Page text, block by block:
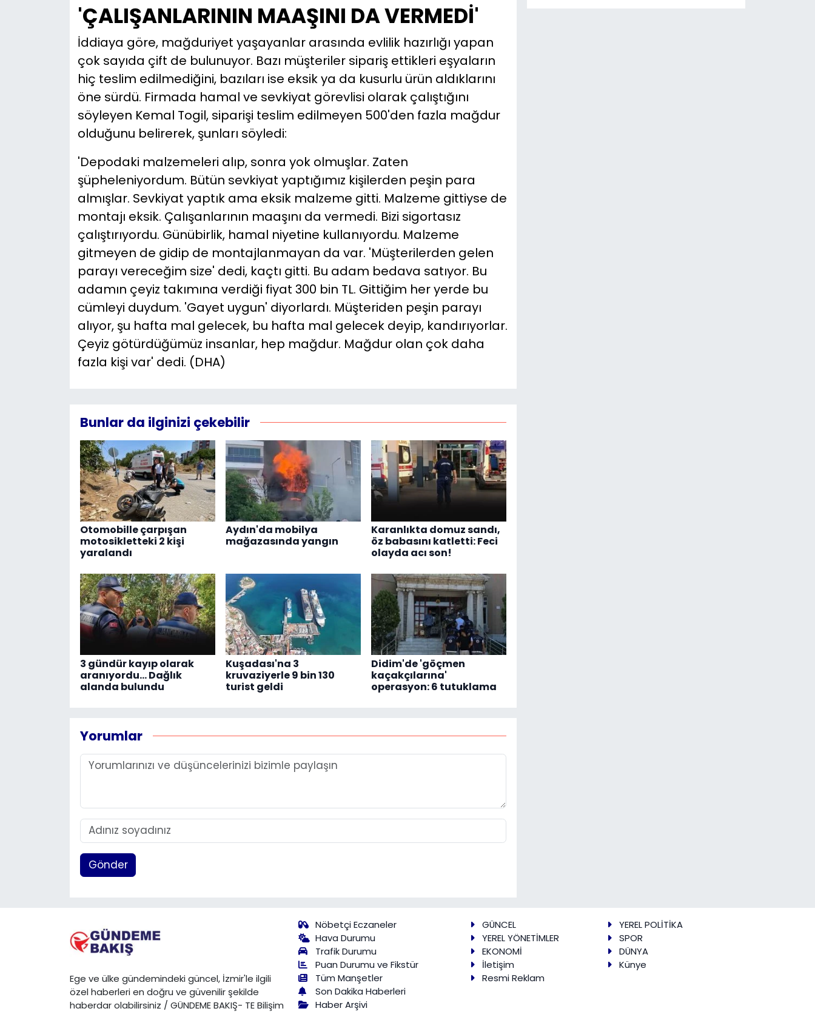
'ÇALIŞANLARININ MAAŞINI DA VERMEDİ'
İddiaya göre, mağduriyet yaşayanlar arasında evlilik hazırlığı yapan
çok sayıda çift de bulunuyor. Bazı müşteriler sipariş ettikleri eşyaların
hiç teslim edilmediğini, bazıları ise eksik ya da kusurlu ürün aldıklarını
öne sürdü. Firmada hamal ve sevkiyat görevlisi olarak çalıştığını
söyleyen Kemal Togil, siparişi teslim edilmeyen 500'den fazla mağdur
olduğunu belirerek, şunları söyledi:
'Depodaki malzemeleri alıp, sonra yok olmuşlar. Zaten
şüpheleniyordum. Bütün sevkiyat yaptığımız kişilerden peşin para
almışlar. Sevkiyat yaptık ama eksik malzeme gitti. Malzeme gittiyse de
montajı eksik. Çalışanlarının maaşını da vermedi. Bizi sigortasız
çalıştırıyordu. Günübirlik, hamal niyetine kullanıyordu. Malzeme
gitmeyen de gidip de montajlanmayan da var. 'Müşterilerden gelen
parayı vereceğim size' dedi, kaçtı gitti. Bu adam bedava satıyor. Bu
adamın çeyiz takımına verdiği fiyat 300 bin TL. Gittiğim her yerde bu
cümleyi duydum. 'Gayet uygun' diyorlardı. Müşteriden peşin parayı
alıyor, şu hafta mal gelecek, bu hafta mal gelecek deyip, kandırıyorlar.
Çeyiz götürdüğümüz insanlar, hep mağdur. Mağdur olan çok daha
fazla kişi var' dedi. (DHA)
Bunlar da ilginizi çekebilir
Otomobille çarpışan
motosikletteki 2 kişi
yaralandı
Aydın'da mobilya
mağazasında yangın
Karanlıkta domuz sandı,
öz babasını katletti: Feci
olayda acı son!
3 gündür kayıp olarak
aranıyordu... Dağlık
alanda bulundu
Kuşadası'na 3
kruvaziyerle 9 bin 130
turist geldi
Didim'de 'göçmen
kaçakçılarına'
operasyon: 6 tutuklama
Yorumlar
Gönder
Ege ve ülke gündemindeki güncel, İzmir'le ilgili
özel haberleri en doğru ve güvenilir şekilde
haberdar olabilirsiniz / GÜNDEME BAKIŞ- TE Bilişim
Nöbetçi Eczaneler
Hava Durumu
Trafik Durumu
Puan Durumu ve Fikstür
Tüm Manşetler
Son Dakika Haberleri
Haber Arşivi
GÜNCEL
YEREL POLİTİKA
YEREL YÖNETİMLER
SPOR
EKONOMİ
DÜNYA
İletişim
Künye
Resmi Reklam